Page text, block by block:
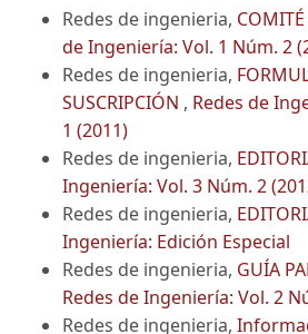
Redes de ingenieria,
de Ingeniería: Vol. 1 Núm. 2
Redes de ingenieria,
SUSCRIPCIÓN , Redes de
1 (2011)
Redes de ingenieria,
Ingeniería: Vol. 3 Núm. 2
Redes de ingenieria,
Ingeniería: Edición Especial
Redes de ingenieria, GUÍA
Redes de Ingeniería: Vol. 2
Redes de ingenieria,